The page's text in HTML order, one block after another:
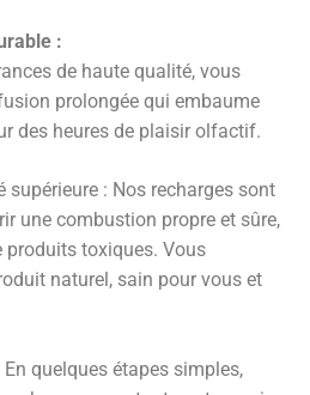
:
de haute qualité, vous
prolongée qui embaume
des heures de plaisir olfactif.
supérieure : Nos recharges sont
une combustion propre et sûre,
produits toxiques. Vous
naturel, sain pour vous et
quelques étapes simples,